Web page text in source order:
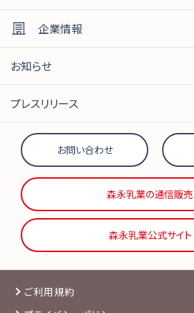
企業情報
お知らせ
プレスリリース
お問い合わせ
森永乳業の通信販売
森永乳業公式サイト
ご利用規約